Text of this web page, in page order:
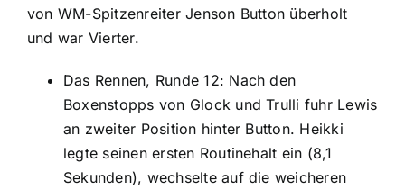
von WM-Spitzenreiter Jenson Button überholt
und war Vierter.
Das Rennen, Runde 12: Nach den
Boxenstopps von Glock und Trulli fuhr Lewis
an zweiter Position hinter Button. Heikki
legte seinen ersten Routinehalt ein (8,1
Sekunden), wechselte auf die weicheren